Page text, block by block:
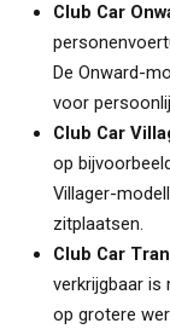
Club Car
De Onward-
voor
Club Car
op
Villager-
zitplaatsen.
Club Car
verkrijgbaar
op grotere